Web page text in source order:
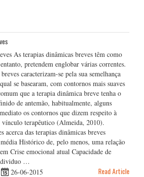
As terapias dinâmicas breves têm como
pretendem englobar várias correntes.
caracterizam-se pela sua semelhança
se basearam, com contornos mais suaves
que a terapia dinâmica breve tenha o
de antemão, habitualmente, alguns
os contornos que dizem respeito à
vínculo terapêutico (Almeida, 2010).
acerca das terapias dinâmicas breves
Histórico de, pelo menos, uma relação
Crise emocional atual Capacidade de
…
26-06-2015 Read Article